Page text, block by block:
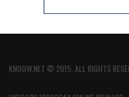
KNOOW.NET © 2015. ALL RIGHTS